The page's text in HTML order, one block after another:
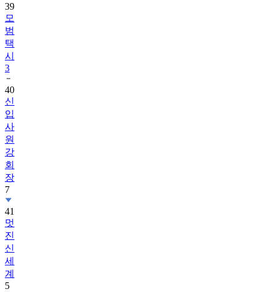
39
모
범
택
시
3
40
신
입
사
원
강
회
장
7
41
멋
진
신
세
계
5